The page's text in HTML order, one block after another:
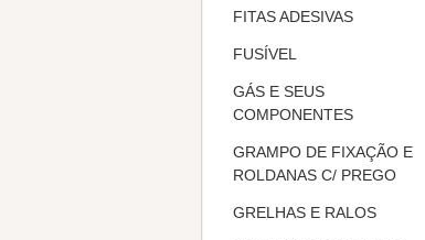
FITAS ADESIVAS
FUSÍVEL
GÁS E SEUS
COMPONENTES
GRAMPO DE FIXAÇÃO E
ROLDANAS C/ PREGO
GRELHAS E RALOS